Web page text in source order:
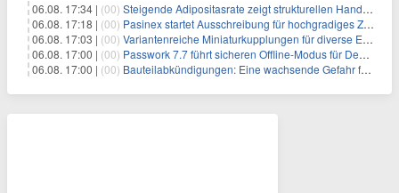
06.08. 17:34 | (00) Steigende Adipositasrate zeigt strukturellen Handlungsbedarf bei der Ernährung schulpflichtiger Kinder
06.08. 17:18 | (00) Pasinex startet Ausschreibung für hochgradiges Zinksulfidkonzentrat mit Germanium- und Silbergehalten und stellt ein Betriebsupdate bereit
06.08. 17:03 | (00) Variantenreiche Miniaturkupplungen für diverse Einsatzbereiche
06.08. 17:00 | (00) Passwork 7.7 führt sicheren Offline-Modus für Desktop- und Mobile-Apps ein
06.08. 17:00 | (00) Bauteilabkündigungen: Eine wachsende Gefahr für industrielle Elektroniksysteme